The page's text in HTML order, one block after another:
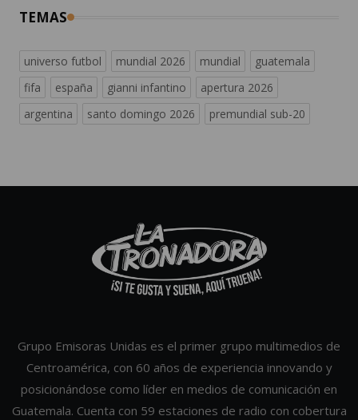
TEMAS
universo futbol mundial 2026 mundial
guatemala
fifa
españa gianni infantino
apertura 2026
argentina
santo domingo 2026 premundial sub-20
Grupo Emisoras Unidas es el primer grupo multimedios de
Centroamérica, con 60 años de experiencia innovando y
posicionándose como líder en medios de comunicación en
Guatemala. Cuenta con 59 estaciones de radio con cobertura